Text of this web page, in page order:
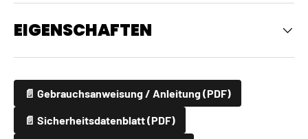
EIGENSCHAFTEN
📄 Gebrauchsanweisung / Anleitung (PDF)
📄 Sicherheitsdatenblatt (PDF)